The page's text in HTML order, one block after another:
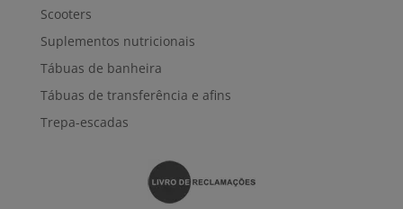
Scooters
Suplementos nutricionais
Tábuas de banheira
Tábuas de transferência e afins
Trepa-escadas